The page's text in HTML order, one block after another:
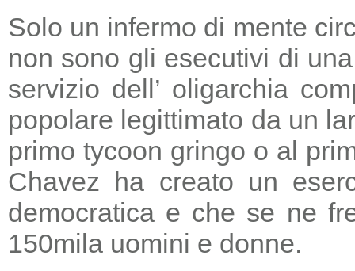
Solo un infermo di mente
non sono gli esecutivi di
servizio dell’ oligarchia
popolare legittimato da un
primo tycoon gringo o al
Chavez ha creato un
democratica e che se ne
150mila uomini e donne.